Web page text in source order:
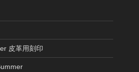
皮革用刻印